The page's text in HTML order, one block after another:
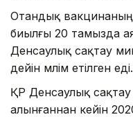
Отандық вакцинаның
биылғы 20 тамызда
Денсаулық сақтау
дейін мәлім етілген еді.
ҚР Денсаулық сақтау
алынғаннан кейін